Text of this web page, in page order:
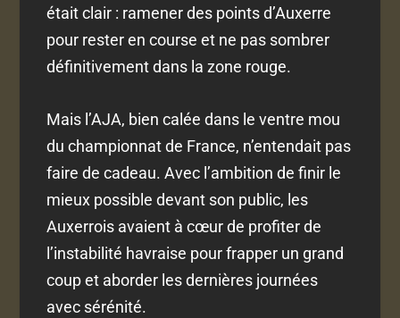
était clair : ramener des points d’Auxerre
pour rester en course et ne pas sombrer
définitivement dans la zone rouge.
Mais l’AJA, bien calée dans le ventre mou
du championnat de France, n’entendait pas
faire de cadeau. Avec l’ambition de finir le
mieux possible devant son public, les
Auxerrois avaient à cœur de profiter de
l’instabilité havraise pour frapper un grand
coup et aborder les dernières journées
avec sérénité.